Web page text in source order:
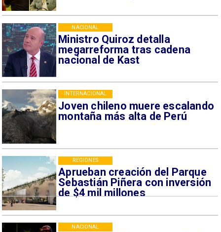
Ministro Quiroz detalla
megarreforma tras cadena
nacional de Kast
NACIONAL
Joven chileno muere escalando
montaña más alta de Perú
INTERNACIONAL
Aprueban creación del Parque
Sebastián Piñera con inversión
de $4 mil millones
REGIONES
NACIONAL